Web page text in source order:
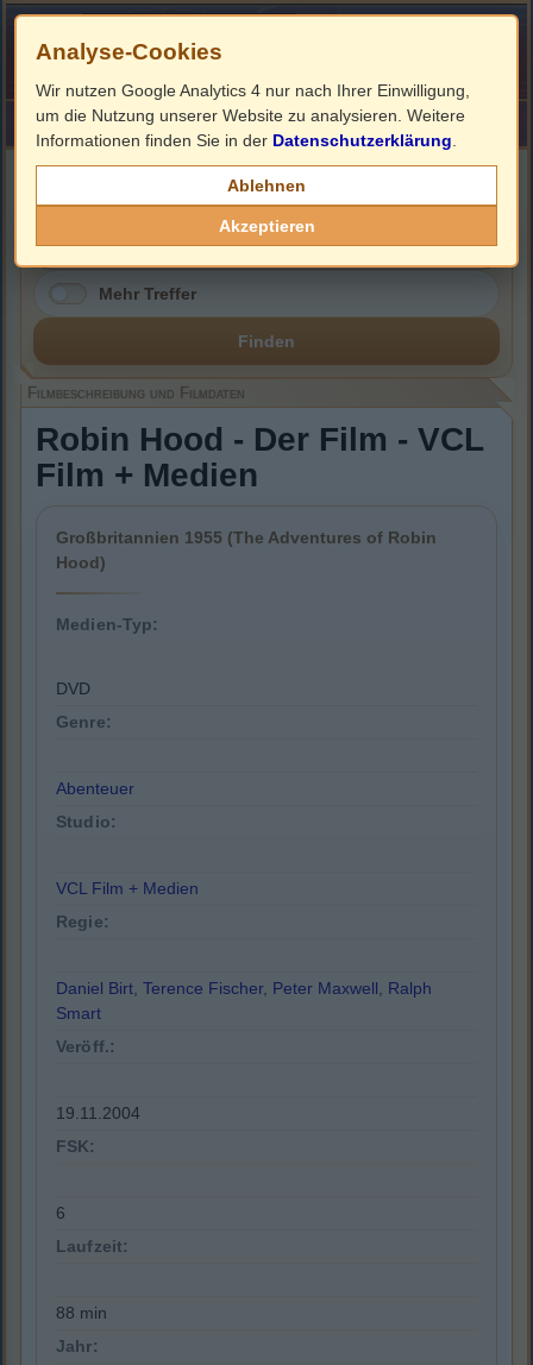
HOME ImpressumLinks
Filmbeschreibung, Cover & DVD Infos
Mehr Treffer
Finden
Filmbeschreibung und Filmdaten
Robin Hood - Der Film - VCL
Film + Medien
Großbritannien 1955 (The Adventures of Robin
Hood)
Medien-Typ:
DVD
Genre:
Abenteuer
Studio:
VCL Film + Medien
Regie:
Daniel Birt, Terence Fischer, Peter Maxwell, Ralph
Smart
Veröff.:
19.11.2004
FSK:
6
Laufzeit:
88 min
Jahr:
Analyse-Cookies
Wir nutzen Google Analytics 4 nur nach Ihrer Einwilligung,
um die Nutzung unserer Website zu analysieren. Weitere
Informationen finden Sie in der Datenschutzerklärung
Ablehnen
Akzeptieren